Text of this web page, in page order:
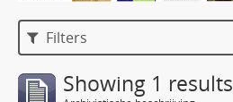
Filters
Showing 1 results